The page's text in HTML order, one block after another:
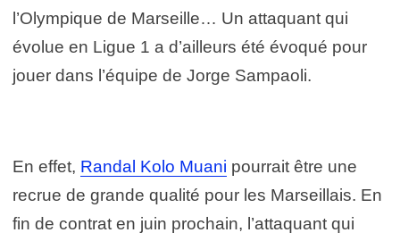
l’Olympique de Marseille… Un attaquant qui
évolue en Ligue 1 a d’ailleurs été évoqué pour
jouer dans l’équipe de Jorge Sampaoli.
En effet, Randal Kolo Muani pourrait être une
recrue de grande qualité pour les Marseillais. En
fin de contrat en juin prochain, l’attaquant qui